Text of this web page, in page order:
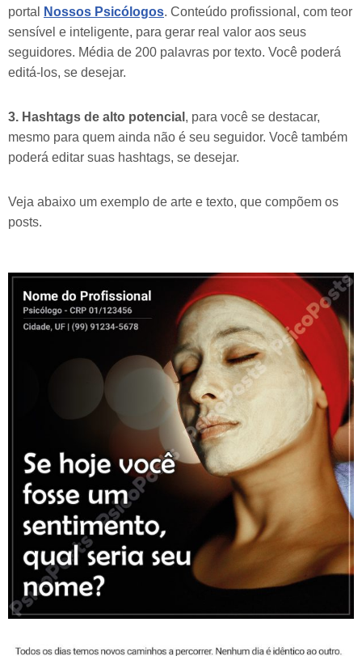
portal
Nossos Psicólogos. Conteúdo profissional, com teor
sensível e inteligente, para gerar real valor aos seus
seguidores. Média de 200 palavras por texto. Você poderá
editá-los, se desejar.
3. Hashtags de alto potencial , para você se destacar,
mesmo para quem ainda não é seu seguidor. Você também
poderá editar suas hashtags, se desejar.
Veja abaixo um exemplo de arte e texto, que compõem os
posts.